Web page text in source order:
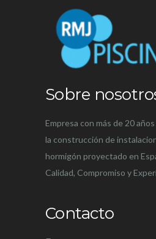
Sobre
Empresa con más de 20
la construcción de
hormigón proyectado en
Calidad, Compromiso y
Contacto